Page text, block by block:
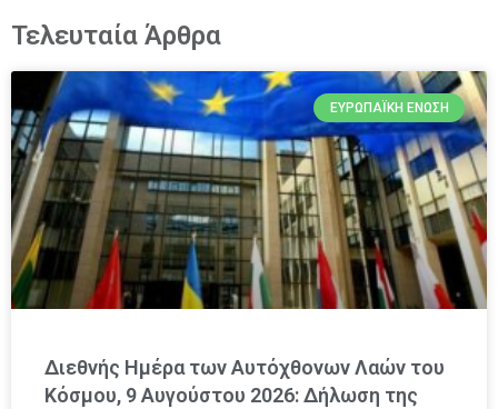
Τελευταία Άρθρα
ΕΥΡΩΠΑΪΚΉ ΈΝΩΣΗ
Διεθνής Ημέρα των Αυτόχθονων Λαών του
Κόσμου, 9 Αυγούστου 2026: Δήλωση της